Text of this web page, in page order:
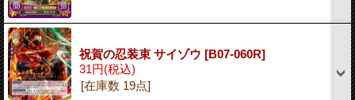
祝賀の忍装束 サイゾウ [B07-060R]
31円(税込)
[在庫数 19点]